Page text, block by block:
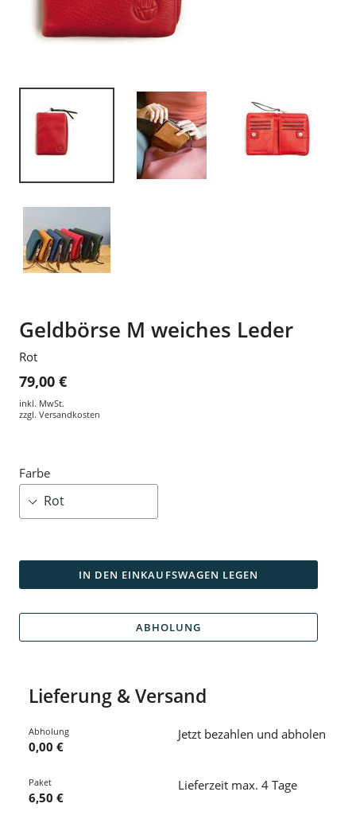
Geldbörse M weiches Leder
Rot
79,00 €
inkl. MwSt.
zzgl. Versandkosten
Farbe
IN DEN EINKAUFSWAGEN LEGEN
ABHOLUNG
Lieferung & Versand
Abholung
0,00 €
Jetzt bezahlen und abholen
Paket
6,50 €
Lieferzeit max. 4 Tage